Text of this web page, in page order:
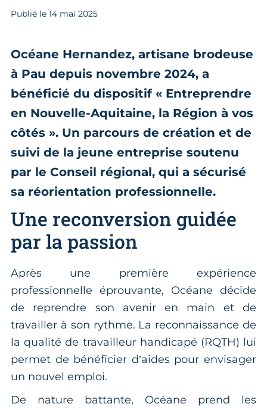
Publié le 14 mai 2025
Océane Hernandez, artisane brodeuse
à Pau depuis novembre 2024, a
bénéficié du dispositif « Entreprendre
en Nouvelle-Aquitaine, la Région à vos
côtés ». Un parcours de création et de
suivi de la jeune entreprise soutenu
par le Conseil régional, qui a sécurisé
sa réorientation professionnelle.
Une reconversion guidée
par la passion
Après une première expérience
professionnelle éprouvante, Océane décide
de reprendre son avenir en main et de
travailler à son rythme. La reconnaissance de
la qualité de travailleur handicapé (RQTH) lui
permet de bénéficier d’aides pour envisager
un nouvel emploi.
De nature battante, Océane prend les